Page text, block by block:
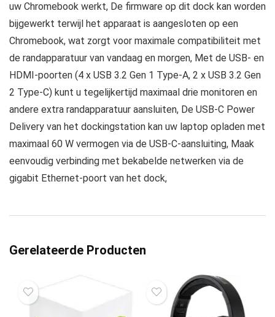
uw Chromebook werkt, De firmware op dit dock kan worden
bijgewerkt terwijl het apparaat is aangesloten op een
Chromebook, wat zorgt voor maximale compatibiliteit met
de randapparatuur van vandaag en morgen, Met de USB- en
HDMI-poorten (4 x USB 3.2 Gen 1 Type-A, 2 x USB 3.2 Gen
2 Type-C) kunt u tegelijkertijd maximaal drie monitoren en
andere extra randapparatuur aansluiten, De USB-C Power
Delivery van het dockingstation kan uw laptop opladen met
maximaal 60 W vermogen via de USB-C-aansluiting, Maak
eenvoudig verbinding met bekabelde netwerken via de
gigabit Ethernet-poort van het dock,
Gerelateerde Producten